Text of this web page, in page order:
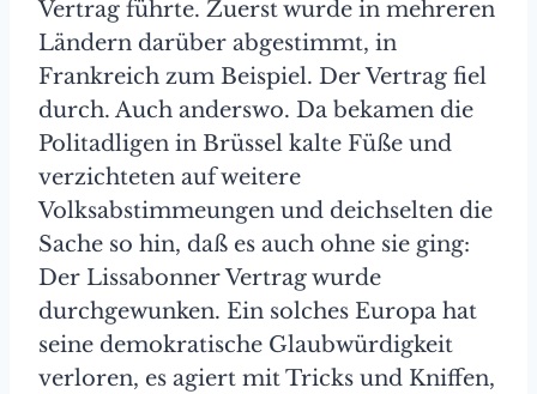
Vertrag führte. Zuerst wurde in mehreren
Ländern darüber abgestimmt, in
Frankreich zum Beispiel. Der Vertrag fiel
durch. Auch anderswo. Da bekamen die
Politadligen in Brüssel kalte Füße und
verzichteten auf weitere
Volksabstimmeungen und deichselten die
Sache so hin, daß es auch ohne sie ging:
Der Lissabonner Vertrag wurde
durchgewunken. Ein solches Europa hat
seine demokratische Glaubwürdigkeit
verloren, es agiert mit Tricks und Kniffen,